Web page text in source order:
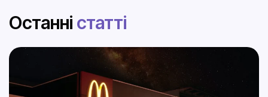
Останні статті